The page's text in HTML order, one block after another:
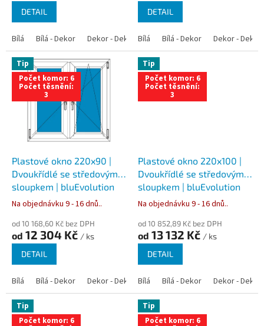
DETAIL
Bílá Bílá - Dekor Dekor - Dekor Bílá - Antracit Bílá - Zlatý dub
DETAIL
Bílá Bílá - Dekor Dekor - Dekor
Tip
Počet komor: 6
Počet těsnění:
3
Plastové okno 220x90 |
Dvoukřídlé se středovým
sloupkem | bluEvolution
82 | Trojsklo
Na objednávku 9 - 16 dnů..
od 10 168,60 Kč bez DPH
od 12 304 Kč / ks
DETAIL
Bílá Bílá - Dekor Dekor - Dekor Bílá - Antracit Bílá - Zlatý dub
Tip
Počet komor: 6
Počet těsnění:
3
Plastové okno 220x100 |
Dvoukřídlé se středovým
sloupkem | bluEvolution
82 | Trojsklo
Na objednávku 9 - 16 dnů..
od 10 852,89 Kč bez DPH
od 13 132 Kč / ks
DETAIL
Bílá Bílá - Dekor Dekor - Dekor
Tip
Počet komor: 6
Tip
Počet komor: 6